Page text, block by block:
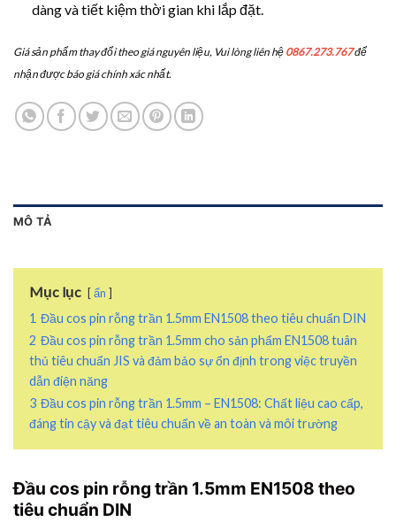
dàng và tiết kiệm thời gian khi lắp đặt.
Giá sản phẩm thay đổi theo giá nguyên liệu, Vui lòng liên hệ 0867.273.767để
nhận được báo giá chính xác nhất.
MÔ TẢ
Mục lục ẩn
1 Đầu cos pin rỗng trần 1.5mm EN1508 theo tiêu chuẩn DIN
2 Đầu cos pin rỗng trần 1.5mm cho sản phẩm EN1508 tuân
thủ tiêu chuẩn JIS và đảm bảo sự ổn định trong việc truyền
dẫn điện năng
3 Đầu cos pin rỗng trần 1.5mm – EN1508: Chất liệu cao cấp,
đáng tin cậy và đạt tiêu chuẩn về an toàn và môi trường
Đầu cos pin rỗng trần 1.5mm EN1508 theo
tiêu chuẩn DIN